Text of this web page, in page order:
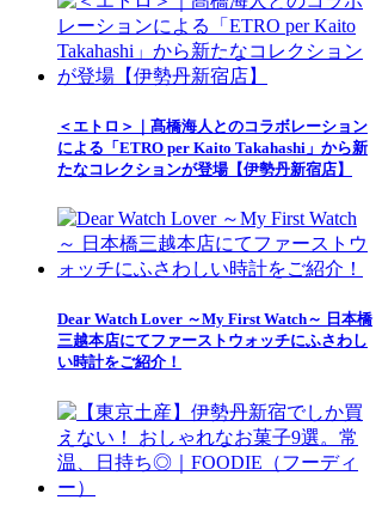
＜エトロ＞｜髙橋海人とのコラボレーション
による「ETRO per Kaito Takahashi」から新
たなコレクションが登場【伊勢丹新宿店】
Dear Watch Lover ～My First Watch～ 日本橋
三越本店にてファーストウォッチにふさわし
い時計をご紹介！